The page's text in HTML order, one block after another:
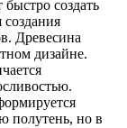
создать
Древесина
дизайне.
полутень, но в